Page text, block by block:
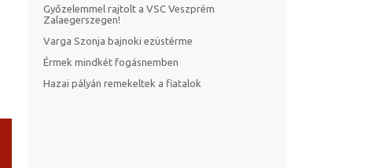
Győzelemmel rajtolt a VSC Veszprém
Zalaegerszegen!
Varga Szonja bajnoki ezüstérme
Érmek mindkét fogásnemben
Hazai pályán remekeltek a fiatalok